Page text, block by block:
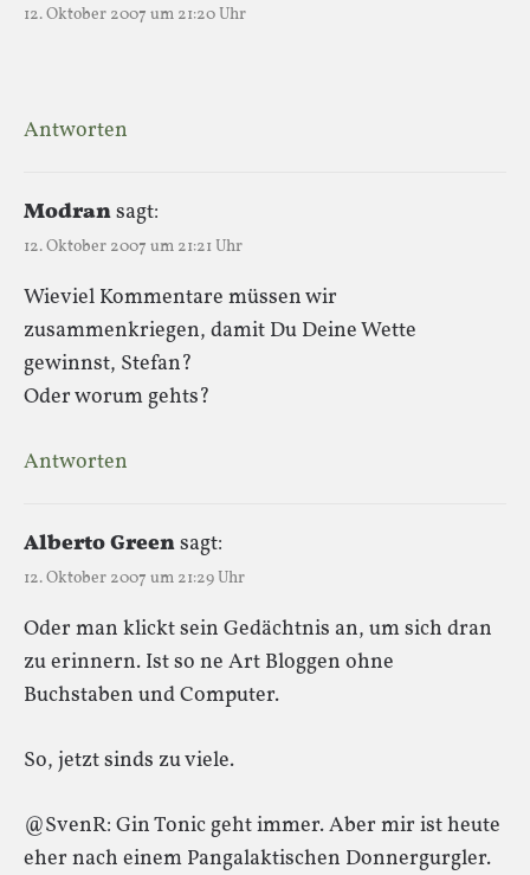
12. Oktober 2007 um 21:20 Uhr
Antworten
Modransagt:
12. Oktober 2007 um 21:21 Uhr
Wieviel Kommentare müssen wir
zusammenkriegen, damit Du Deine Wette
gewinnst, Stefan?
Oder worum gehts?
Antworten
Alberto Greensagt:
12. Oktober 2007 um 21:29 Uhr
Oder man klickt sein Gedächtnis an, um sich dran
zu erinnern. Ist so ne Art Bloggen ohne
Buchstaben und Computer.
So, jetzt sinds zu viele.
@SvenR: Gin Tonic geht immer. Aber mir ist heute
eher nach einem Pangalaktischen Donnergurgler.